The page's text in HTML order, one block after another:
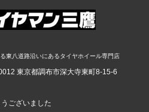
東八道路沿いにあるタイヤホイール専門店
東京都調布市深大寺東町8-15-6
ございました